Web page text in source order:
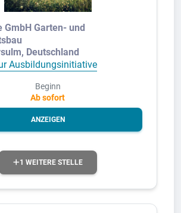
GmbH Garten- und
Deutschland
Ausbildungsinitiative
Beginn
Ab sofort
ANZEIGEN
1 WEITERE STELLE